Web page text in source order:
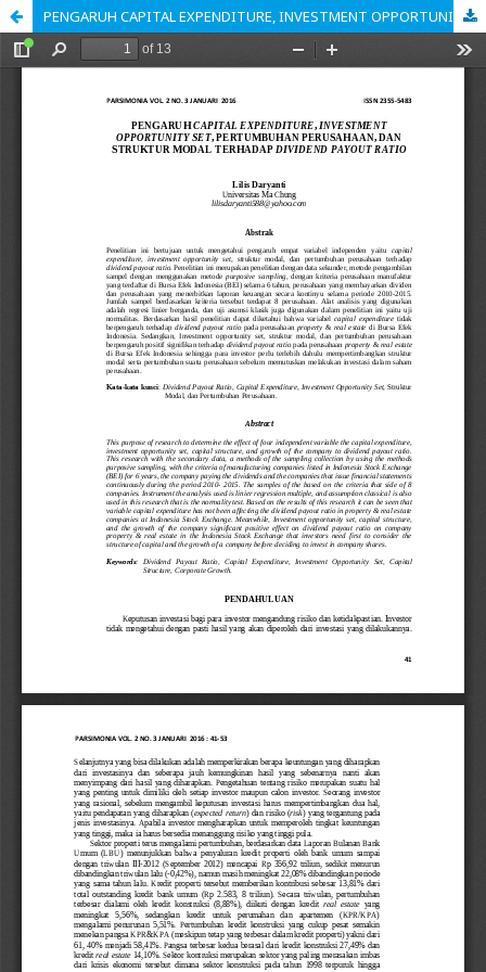
PENGARUH CAPITAL EXPENDITURE, INVESTMENT OPPORTUNITY SET, PERTUMBUHAN PERUSAHAAN, DAN STRUKTUR MODAL TERHADAP DIVIDEND PAYOUT RATIO